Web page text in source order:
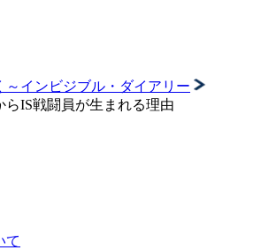
～インビジブル・ダイアリー
らIS戦闘員が生まれる理由
て